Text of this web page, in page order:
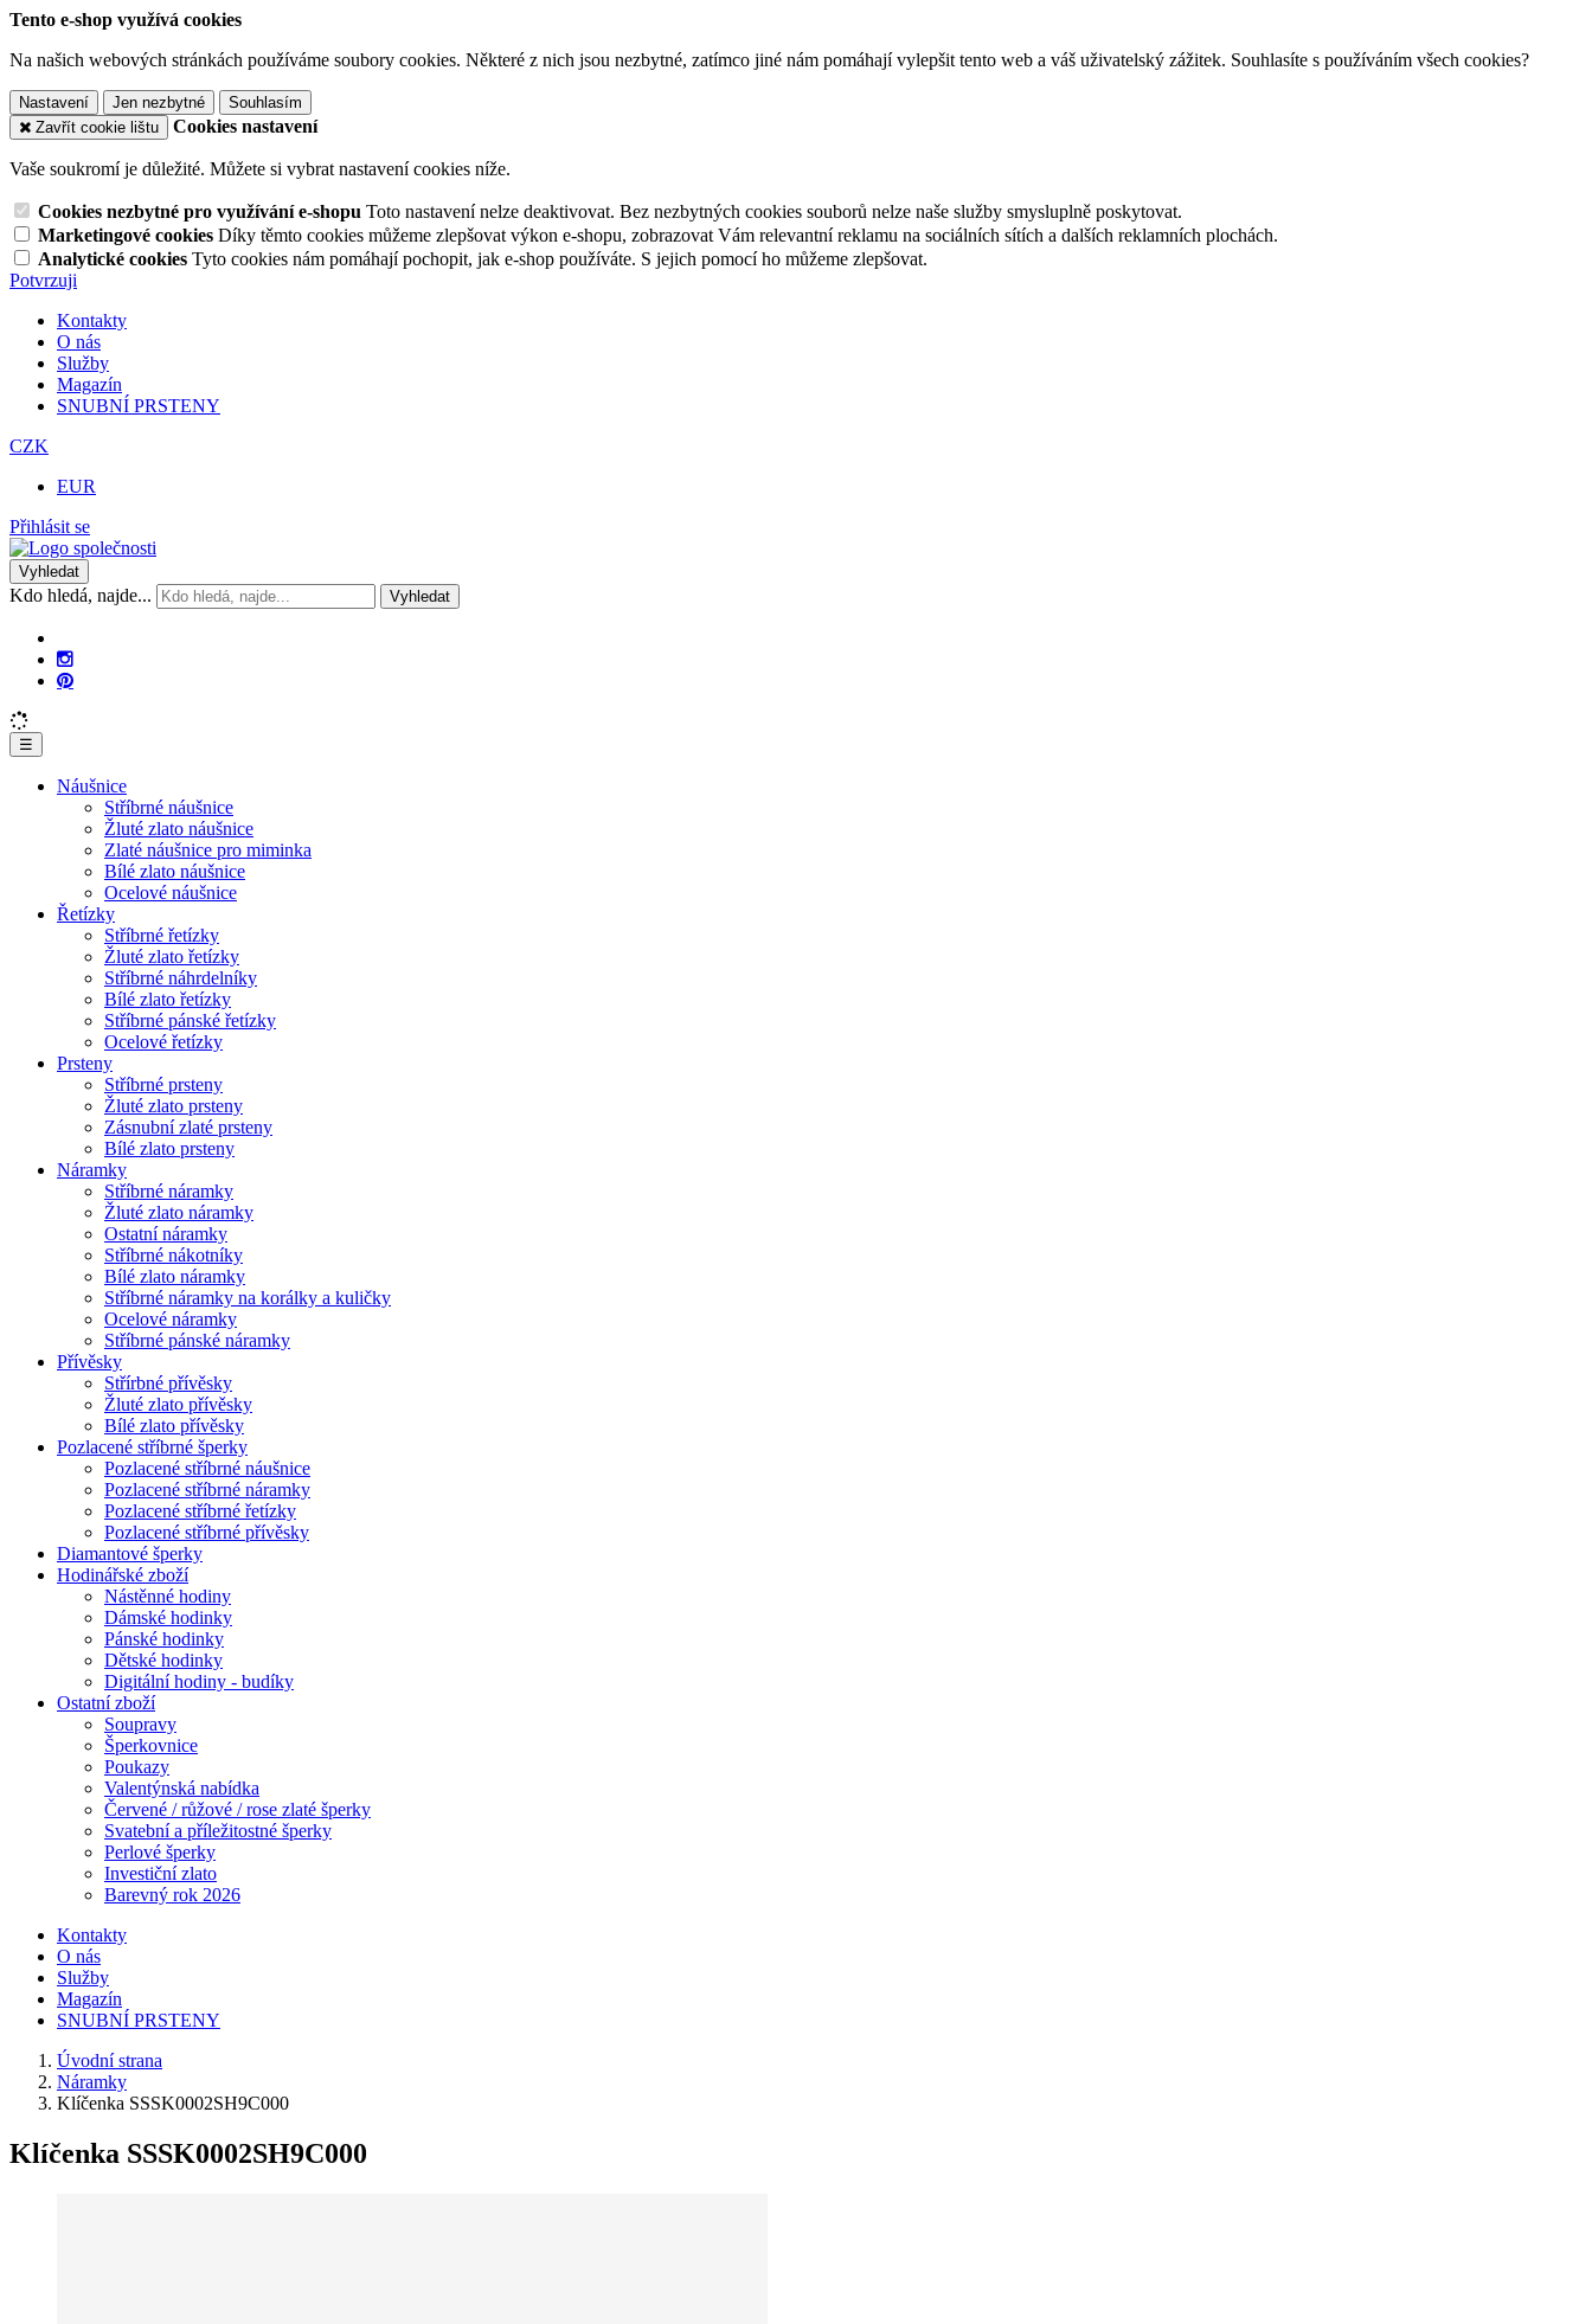
Tento e-shop využívá cookies
Na našich webových stránkách používáme soubory cookies. Některé z nich jsou nezbytné, zatímco jiné nám pomáhají vylepšit tento web a váš uživatelský zážitek. Souhlasíte s používáním všech cookies?
Nastavení Jen nezbytné
Souhlasím
Zavřít cookie lištu
Cookies nastavení
Vaše soukromí je důležité. Můžete si vybrat nastavení cookies níže.
Cookies nezbytné pro využívání e-shopu Toto nastavení nelze deaktivovat. Bez nezbytných cookies souborů nelze naše služby smysluplně poskytovat.
Marketingové cookies Díky těmto cookies můžeme zlepšovat výkon e-shopu, zobrazovat Vám relevantní reklamu na sociálních sítích a dalších reklamních plochách.
Analytické cookies Tyto cookies nám pomáhají pochopit, jak e-shop používáte. S jejich pomocí ho můžeme zlepšovat.
Potvrzuji
Kontakty
O nás
Služby
Magazín
SNUBNÍ PRSTENY
CZK
EUR
Přihlásit se
Vyhledat
Kdo hledá, najde... Vyhledat
☰
Náušnice
Stříbrné náušnice
Žluté zlato náušnice
Zlaté náušnice pro miminka
Bílé zlato náušnice
Ocelové náušnice
Řetízky
Stříbrné řetízky
Žluté zlato řetízky
Stříbrné náhrdelníky
Bílé zlato řetízky
Stříbrné pánské řetízky
Ocelové řetízky
Prsteny
Stříbrné prsteny
Žluté zlato prsteny
Zásnubní zlaté prsteny
Bílé zlato prsteny
Náramky
Stříbrné náramky
Žluté zlato náramky
Ostatní náramky
Stříbrné nákotníky
Bílé zlato náramky
Stříbrné náramky na korálky a kuličky
Ocelové náramky
Stříbrné pánské náramky
Přívěsky
Střírbné přívěsky
Žluté zlato přívěsky
Bílé zlato přívěsky
Pozlacené stříbrné šperky
Pozlacené stříbrné náušnice
Pozlacené stříbrné náramky
Pozlacené stříbrné řetízky
Pozlacené stříbrné přívěsky
Diamantové šperky
Hodinářské zboží
Nástěnné hodiny
Dámské hodinky
Pánské hodinky
Dětské hodinky
Digitální hodiny - budíky
Ostatní zboží
Soupravy
Šperkovnice
Poukazy
Valentýnská nabídka
Červené / růžové / rose zlaté šperky
Svatební a příležitostné šperky
Perlové šperky
Investiční zlato
Barevný rok 2026
Kontakty
O nás
Služby
Magazín
SNUBNÍ PRSTENY
Úvodní strana
Náramky
Klíčenka SSSK0002SH9C000
Klíčenka SSSK0002SH9C000